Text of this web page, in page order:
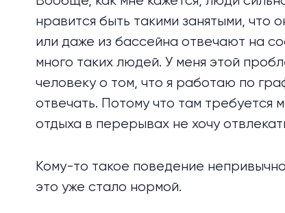
нравится быть такими занятыми, что
или даже из бассейна отвечают на
много таких людей. У меня этой
человеку о том, что я работаю по
отвечать. Потому что там требуется
отдыха в перерывах не хочу
Кому-то такое поведение
это уже стало нормой.